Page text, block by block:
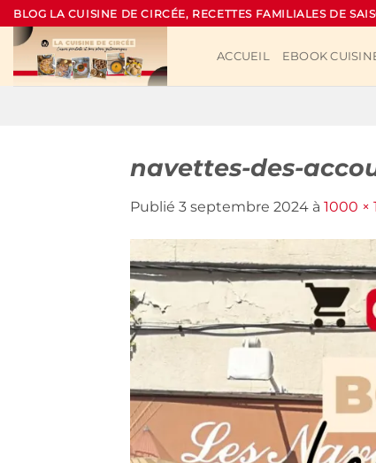
Passer
au
contenu
BLOG LA CUISINE DE CIRCÉE, RECETTES FAMILIALES DE
ACCUEIL EBOOK
navettes-des-
Publié 3 septembre 2024 à 1000 ×